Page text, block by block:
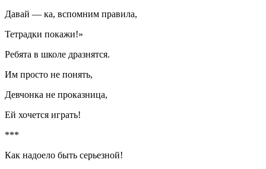
Давай — ка, вспомним правила,
Тетрадки покажи!»
Ребята в школе дразнятся.
Им просто не понять,
Девчонка не проказница,
Ей хочется играть!
***
Как надоело быть серьезной!